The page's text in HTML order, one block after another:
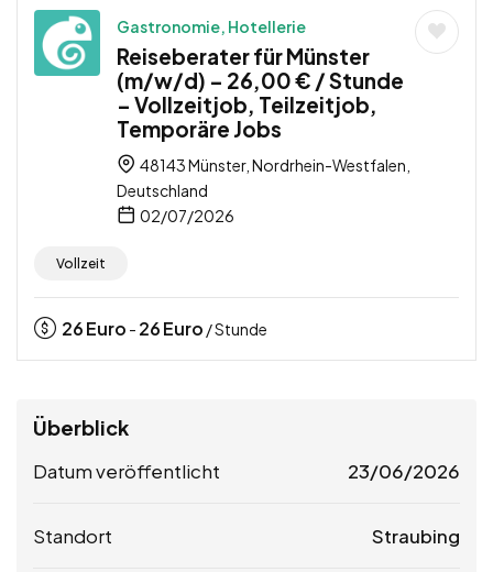
Gastronomie, Hotellerie
Reiseberater für Münster
(m/w/d) – 26,00 € / Stunde
– Vollzeitjob, Teilzeitjob,
Temporäre Jobs
48143 Münster, Nordrhein-Westfalen,
Deutschland
02/07/2026
Vollzeit
26Euro - 26Euro / Stunde
Überblick
Datum veröffentlicht 23/06/2026
Standort Straubing